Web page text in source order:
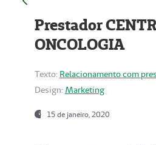
Prestador
ONCOLOGIA
Texto: Relacionamento com
Design: Marketing
15 de janeiro, 2020